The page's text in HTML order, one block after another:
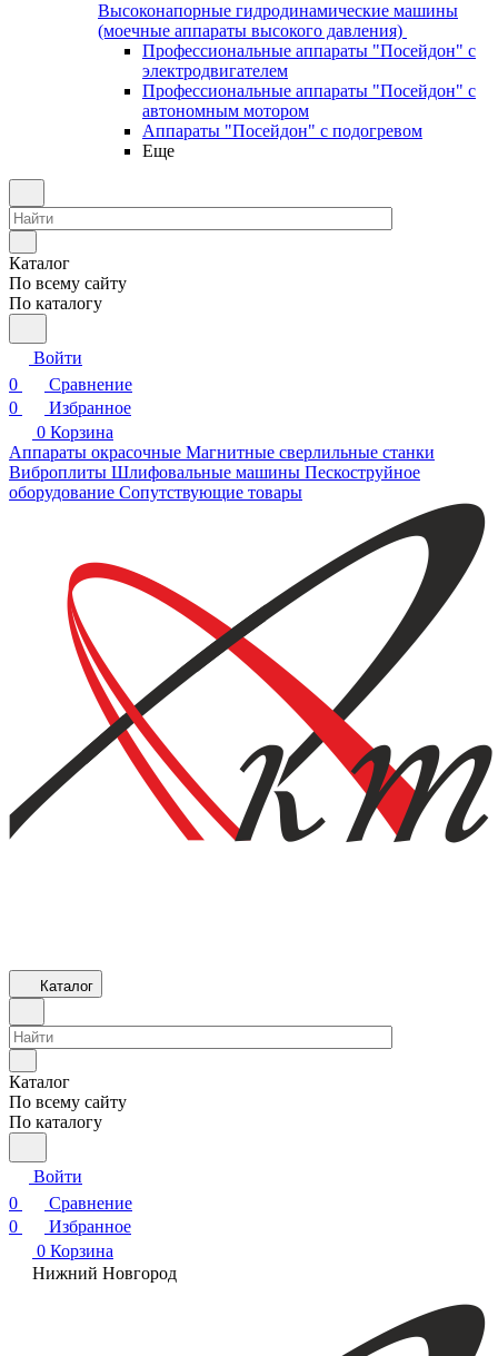
Высоконапорные гидродинамические машины
(моечные аппараты высокого давления)
Профессиональные аппараты "Посейдон" с
электродвигателем
Профессиональные аппараты "Посейдон" с
автономным мотором
Аппараты "Посейдон" с подогревом
Еще
Каталог
По всему сайту
По каталогу
Войти
0
Сравнение
0
Избранное
0 Корзина
Аппараты окрасочные Магнитные сверлильные станки
Виброплиты Шлифовальные машины Пескоструйное
оборудование Сопутствующие товары
Каталог
Каталог
По всему сайту
По каталогу
Войти
0
Сравнение
0
Избранное
0 Корзина
Нижний Новгород